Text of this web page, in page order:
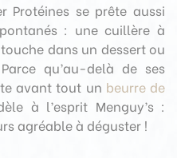
Protéines se prête aussi
: une cuillère à
dans un dessert ou
qu’au-delà de ses
avant tout un beurre de
à l’esprit Menguy’s :
agréable à déguster !